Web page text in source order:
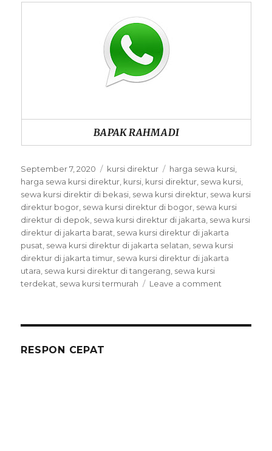
BAPAK RAHMADI
Posted
on
September 7, 2020 Categories
kursi direktur Tags
harga sewa kursi
harga sewa kursi direktur kursi kursi direktur sewa kursi
sewa kursi direktir di bekasi sewa kursi direktur sewa kursi
direktur bogor sewa kursi direktur di bogor sewa kursi
direktur di depok sewa kursi direktur di jakarta sewa kursi
direktur di jakarta barat sewa kursi direktur di jakarta
pusat sewa kursi direktur di jakarta selatan sewa kursi
direktur di jakarta timur sewa kursi direktur di jakarta
utara sewa kursi direktur di tangerang sewa kursi
terdekat sewa kursi termurah Leave a comment
RESPON CEPAT